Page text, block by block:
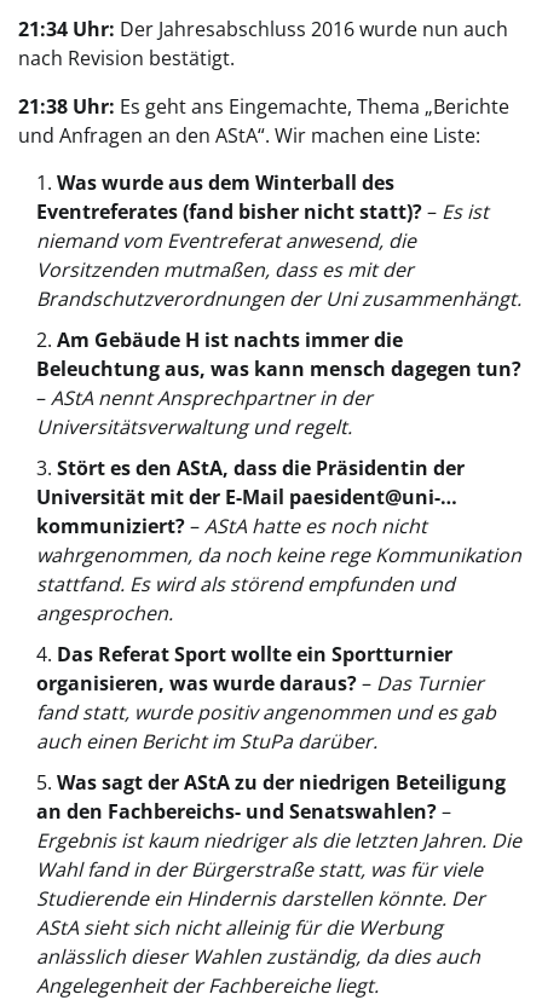
21:34 Uhr: Der Jahresabschluss 2016 wurde nun auch
nach Revision bestätigt.
21:38 Uhr: Es geht ans Eingemachte, Thema „Berichte
und Anfragen an den AStA“. Wir machen eine Liste:
Was wurde aus dem Winterball des
Eventreferates (fand bisher nicht statt)?– Es ist
niemand vom Eventreferat anwesend, die
Vorsitzenden mutmaßen, dass es mit der
Brandschutzverordnungen der Uni zusammenhängt.
Am Gebäude H ist nachts immer die
Beleuchtung aus, was kann mensch dagegen tun?
–AStA nennt Ansprechpartner in der
Universitätsverwaltung und regelt.
Stört es den AStA, dass die Präsidentin der
Universität mit der E-Mail paesident@uni-…
kommuniziert?–AStA hatte es noch nicht
wahrgenommen, da noch keine rege Kommunikation
stattfand. Es wird als störend empfunden und
angesprochen.
Das Referat Sport wollte ein Sportturnier
organisieren, was wurde daraus?– Das Turnier
fand statt, wurde positiv angenommen und es gab
auch einen Bericht im StuPa darüber.
Was sagt der AStA zu der niedrigen Beteiligung
an den Fachbereichs- und Senatswahlen?–
Ergebnis ist kaum niedriger als die letzten Jahren. Die
Wahl fand in der Bürgerstraße statt, was für viele
Studierende ein Hindernis darstellen könnte. Der
AStA sieht sich nicht alleinig für die Werbung
anlässlich dieser Wahlen zuständig, da dies auch
Angelegenheit der Fachbereiche liegt.